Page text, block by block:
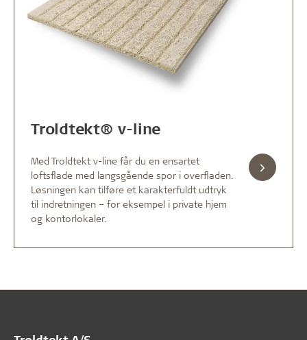
Troldtekt® v-line
Med Troldtekt v-line får du en ensartet
loftsflade med langsgående spor i overfladen.
Løsningen kan tilføre et karakterfuldt udtryk
til indretningen – for eksempel i private hjem
og kontorlokaler.